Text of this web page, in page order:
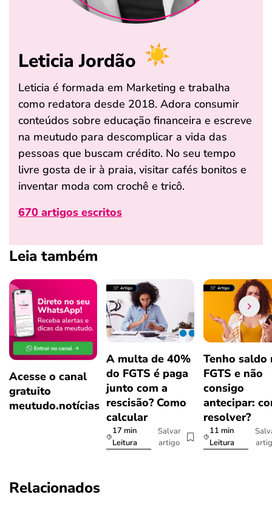
Leticia Jordão
Leticia é formada em Marketing e trabalha
como redatora desde 2018. Adora consumir
conteúdos sobre educação financeira e escreve
na meutudo para descomplicar a vida das
pessoas que buscam crédito. No seu tempo
livre gosta de ir à praia, visitar cafés bonitos e
inventar moda com crochê e tricô.
670 artigos escritos
Leia também
Acesse o canal
gratuito
meutudo.notícias
A multa de 40%
do FGTS é paga
junto com a
rescisão? Como
calcular
17 min
Leitura
Salvar
artigo
Tenho saldo
FGTS e não
consigo
antecipar:
resolver?
11 min
Leitura
Relacionados